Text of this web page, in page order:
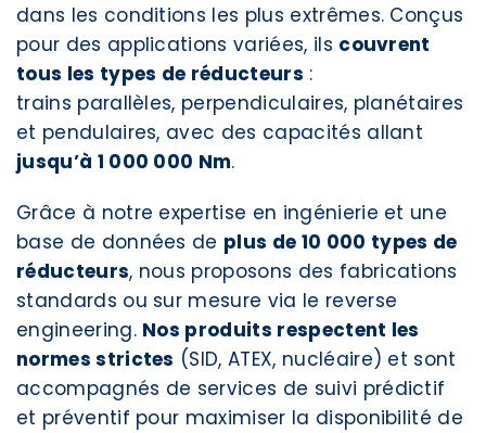
dans les conditions les plus extrêmes. Conçus
pour des applications variées, ils couvrent
tous les types de réducteurs :
trains parallèles, perpendiculaires, planétaires
et pendulaires, avec des capacités allant
jusqu’à 1 000 000 Nm.
Grâce à notre expertise en ingénierie et une
base de données de plus de 10 000 types de
réducteurs, nous proposons des fabrications
standards ou sur mesure via le reverse
engineering. Nos produits respectent les
normes strictes (SID, ATEX, nucléaire) et sont
accompagnés de services de suivi prédictif
et préventif pour maximiser la disponibilité de